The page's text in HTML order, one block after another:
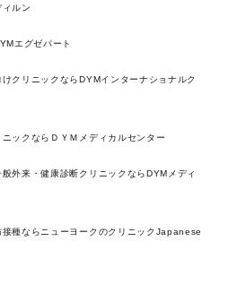
ルン
エグゼパート
クリニックならDYMインターナショナルク
ックならＤＹＭメディカルセンター
外来・健康診断クリニックならDYMメディ
種ならニューヨークのクリニックJapanese